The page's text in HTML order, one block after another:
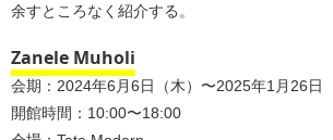
余すところなく紹介する。
Zanele Muholi
会期：2024年6月6日（木）〜2025年1月26日
開館時間：10:00〜18:00